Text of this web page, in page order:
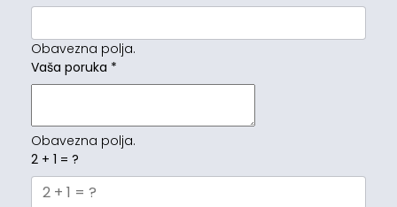
Obavezna polja.
Vaša poruka *
Obavezna polja.
2 + 1 = ?